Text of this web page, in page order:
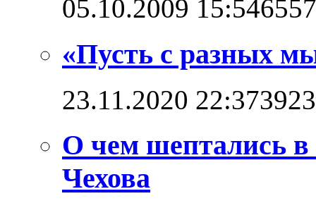
05.10.2009 15:546557
«Пусть с разных
23.11.2020 22:373923
О чем шептались
Чехова